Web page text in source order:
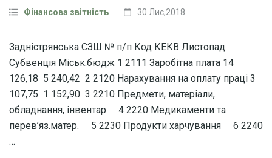
Фінансова звітність 30 Лис,2018
Задністрянська СЗШ № п/п Код КЕКВ Листопад
Субвенція Міськ.бюдж 1 2111 Заробітна плата 14
126,18 5 240,42 2 2120 Нарахування на оплату праці 3
107,75 1 152,90 3 2210 Предмети, матеріали,
обладнання, інвентар 4 2220 Медикаменти та
перев’яз.матер. 5 2230 Продукти харчування 6 2240
…